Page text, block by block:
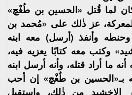
لما قُتل «الحسين بن طُغْچ»
عز ذٰلك على «مُحمد بن
وأنفذ (أرسل) معه ابنه
وكتب معه كتابًا يعزيه فيه،
ما أراد قتله، وأنه أرسل ابنه
بـ«الحسين بن طُغْچ» إن أحب
الإخشيد من ذٰلك، واستقبل